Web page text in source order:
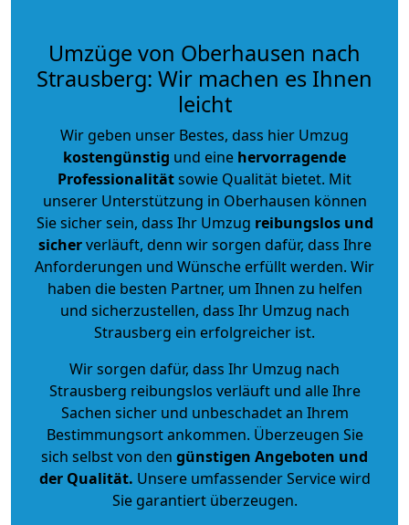
Umzüge von Oberhausen nach
Strausberg: Wir machen es Ihnen
leicht
Wir geben unser Bestes, dass hier Umzug
kostengünstig und eine hervorragende
Professionalitätsowie Qualität bietet. Mit
unserer Unterstützung in Oberhausen können
Sie sicher sein, dass Ihr Umzug reibungslos und
sicherverläuft, denn wir sorgen dafür, dass Ihre
Anforderungen und Wünsche erfüllt werden. Wir
haben die besten Partner, um Ihnen zu helfen
und sicherzustellen, dass Ihr Umzug nach
Strausberg ein erfolgreicher ist.
Wir sorgen dafür, dass Ihr Umzug nach
Strausberg reibungslos verläuft und alle Ihre
Sachen sicher und unbeschadet an Ihrem
Bestimmungsort ankommen. Überzeugen Sie
sich selbst von den günstigen Angeboten und
der Qualität. Unsere umfassender Service wird
Sie garantiert überzeugen.